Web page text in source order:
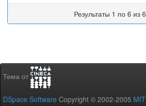
Результаты 1 по 6 из 6
Тема от
DSpace Software Copyright © 2002-2005 MIT